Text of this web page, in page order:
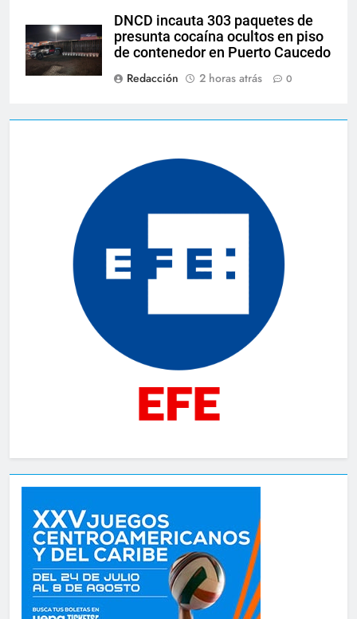
DNCD incauta 303 paquetes de
presunta cocaína ocultos en piso
de contenedor en Puerto Caucedo
Redacción
2 horas atrás 0